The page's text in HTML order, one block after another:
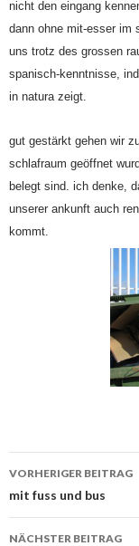
nicht den eingang
dann ohne mit-esser im
uns trotz des grossen
spanisch-kenntnisse,
in natura zeigt.
gut gestärkt gehen wir
schlafraum geöffnet
belegt sind. ich denke,
unserer ankunft auch
kommt.
Beitrags-
Navigation
VORHERIGER BEITRAG
mit fuss und bus
NÄCHSTER BEITRAG